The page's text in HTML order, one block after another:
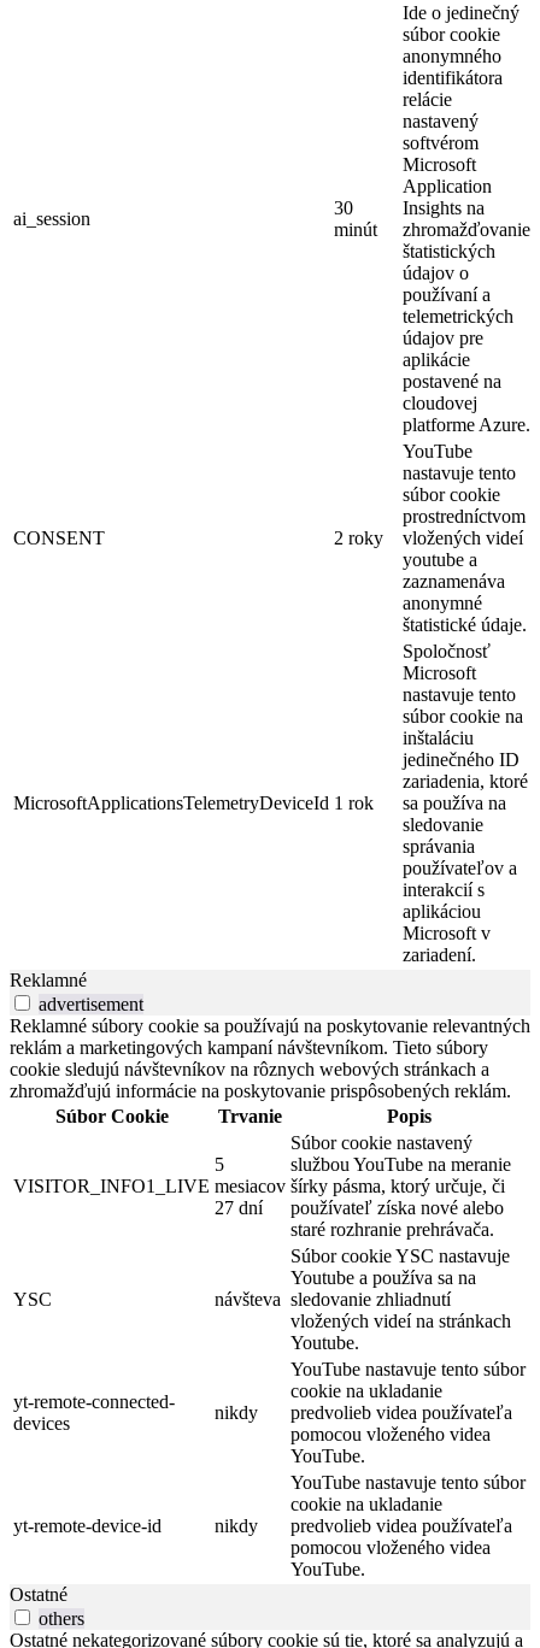
ai_session
30
minút
Ide o jedinečný
súbor cookie
anonymného
identifikátora
relácie
nastavený
softvérom
Microsoft
Application
Insights na
zhromažďovanie
štatistických
údajov o
používaní a
telemetrických
údajov pre
aplikácie
postavené na
cloudovej
platforme Azure.
CONSENT 2 roky
YouTube
nastavuje tento
súbor cookie
prostredníctvom
vložených videí
youtube a
zaznamenáva
anonymné
štatistické údaje.
MicrosoftApplicationsTelemetryDeviceId 1 rok
Spoločnosť
Microsoft
nastavuje tento
súbor cookie na
inštaláciu
jedinečného ID
zariadenia, ktoré
sa používa na
sledovanie
správania
používateľov a
interakcií s
aplikáciou
Microsoft v
zariadení.
Reklamné
advertisement
Reklamné súbory cookie sa používajú na poskytovanie relevantných
reklám a marketingových kampaní návštevníkom. Tieto súbory
cookie sledujú návštevníkov na rôznych webových stránkach a
zhromažďujú informácie na poskytovanie prispôsobených reklám.
Súbor Cookie
Trvanie Popis
VISITOR_INFO1_LIVE
5
mesiacov
27 dní
Súbor cookie nastavený
službou YouTube na meranie
šírky pásma, ktorý určuje, či
používateľ získa nové alebo
staré rozhranie prehrávača.
YSC návšteva
Súbor cookie YSC nastavuje
Youtube a používa sa na
sledovanie zhliadnutí
vložených videí na stránkach
Youtube.
yt-remote-connected-
devices
nikdy
YouTube nastavuje tento súbor
cookie na ukladanie
predvolieb videa používateľa
pomocou vloženého videa
YouTube.
yt-remote-device-id nikdy
YouTube nastavuje tento súbor
cookie na ukladanie
predvolieb videa používateľa
pomocou vloženého videa
YouTube.
Ostatné
others
Ostatné nekategorizované súbory cookie sú tie, ktoré sa analyzujú a